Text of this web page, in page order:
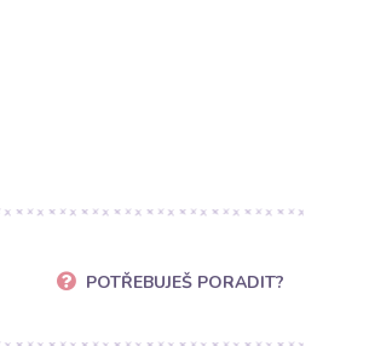
POTŘEBUJEŠ PORADIT?